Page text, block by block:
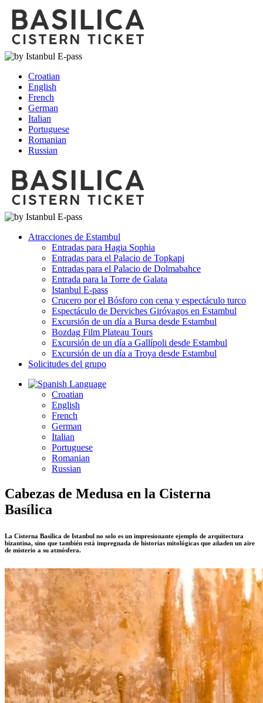
Croatian
English
French
German
Italian
Portuguese
Romanian
Russian
Atracciones de Estambul
Entradas para Hagia Sophia
Entradas para el Palacio de Topkapi
Entradas para el Palacio de Dolmabahce
Entrada para la Torre de Galata
Istanbul E-pass
Crucero por el Bósforo con cena y espectáculo turco
Espectáculo de Derviches Giróvagos en Estambul
Excursión de un día a Bursa desde Estambul
Bozdag Film Plateau Tours
Excursión de un día a Gallípoli desde Estambul
Excursión de un día a Troya desde Estambul
Solicitudes del grupo
Language
Croatian
English
French
German
Italian
Portuguese
Romanian
Russian
Cabezas de Medusa en la Cisterna
Basílica
La Cisterna Basílica de Istanbul no solo es un impresionante ejemplo de arquitectura
bizantina, sino que también está impregnada de historias mitológicas que añaden un aire
de misterio a su atmósfera.